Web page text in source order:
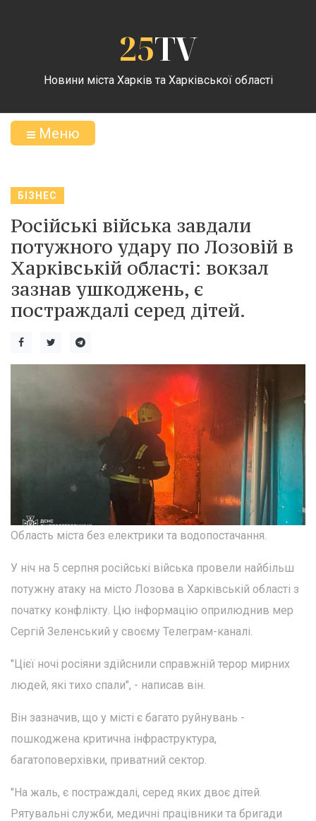
25TV
Новини міста Харків та Харківської області
Меню
БІЗНЕС
Російські війська завдали
потужного удару по Лозовій в
Харківській області: вокзал
зазнав ушкоджень, є
постраждалі серед дітей.
Область міста без електрики та водопостачання.
У ніч на 5 серпня російські війська провели найбільш
потужну атаку на місто Лозова в Харківській області з
початку конфлікту. Цю інформацію оприлюднив мер
Сергій Зеленський у своєму Телеграм-каналі.
"Цієї ночі росіяни здійснили справжній терор мирних
людей, які тихо спали", - написав він.
Він зазначив, що у місті є багато руйнувань -
пошкоджена критична інфраструктура,
багатоповерхівки, приватний сектор.
"На жаль, є постраждалі, серед яких двоє дітей.
Рятувальні служби, медичні працівники та бригади